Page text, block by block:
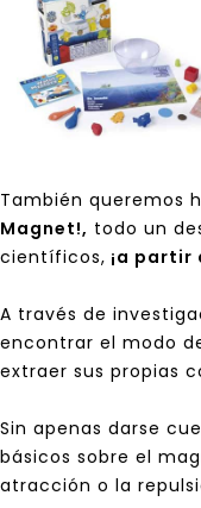
También queremos
Magnet!, todo un
científicos, ¡a partir
A través de
encontrar el modo
extraer sus propias
Sin apenas darse
básicos sobre el
atracción o la